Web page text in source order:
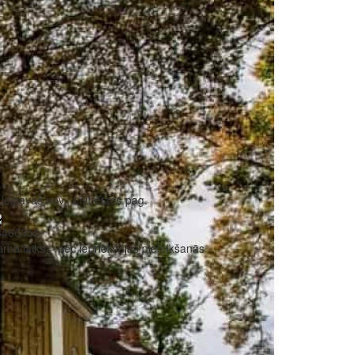
nov., Līvbērzes pag.
laiks – pēc iepriekšējas pieteikšanās